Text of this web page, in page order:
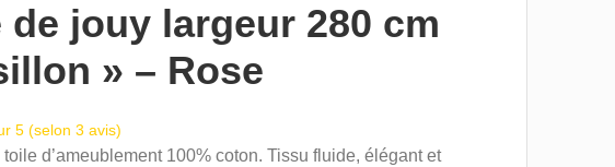
de jouy largeur 280 cm
» – Rose
5 (selon 3 avis)
d’ameublement 100% coton. Tissu fluide, élégant et